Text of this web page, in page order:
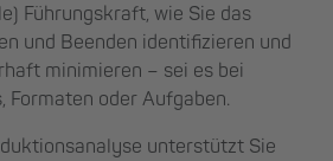
Führungskraft, wie Sie das
und Beenden identifizieren und
minimieren – sei es bei
Formaten oder Aufgaben.
unterstützt Sie